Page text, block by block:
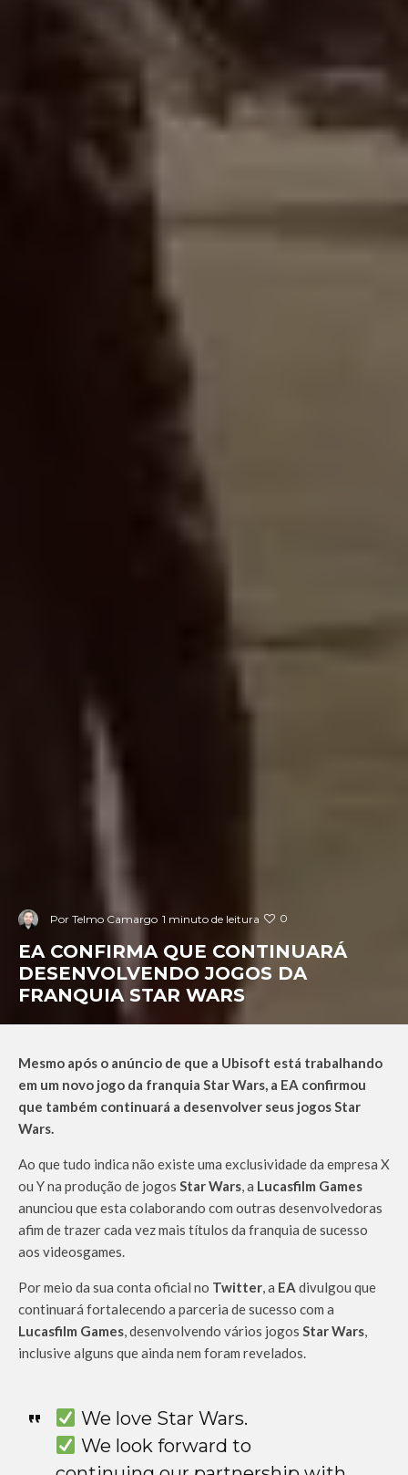
Por Telmo Camargo 1 minuto de leitura 0
EA CONFIRMA QUE CONTINUARÁ
DESENVOLVENDO JOGOS DA
FRANQUIA STAR WARS
Mesmo após o anúncio de que a Ubisoft está trabalhando
em um novo jogo da franquia Star Wars, a EA confirmou
que também continuará a desenvolver seus jogos Star
Wars.
Ao que tudo indica não existe uma exclusividade da empresa X
ou Y na produção de jogos Star Wars, a Lucasfilm Games
anunciou que esta colaborando com outras desenvolvedoras
afim de trazer cada vez mais títulos da franquia de sucesso
aos videosgames.
Por meio da sua conta oficial no Twitter, a EA divulgou que
continuará fortalecendo a parceria de sucesso com a
Lucasfilm Games, desenvolvendo vários jogos Star Wars,
inclusive alguns que ainda nem foram revelados.
We love Star Wars.
We look forward to